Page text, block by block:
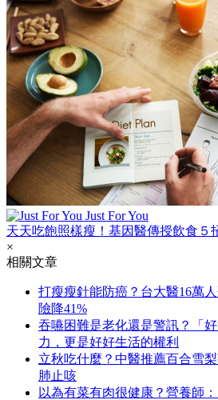
Just For You
天天吃飽照樣瘦！基因醫傳授飲食５
×
相關文章
打瘦瘦針能防癌？台大醫16萬
險降41%
吞嚥困難是老化還是警訊？「
力，更是好好生活的權利
立秋吃什麼？中醫推薦百合雪
肺止咳
以為有菜有肉很健康？營養師